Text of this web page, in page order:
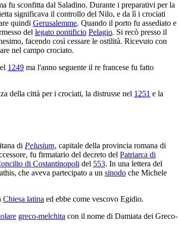
fu sconfitta dal Saladino. Durante i preparativi per la
significava il controllo del Nilo, e da lì i crociati
quindi Gerusalemme. Quando il porto fu assediato e
del legato pontificio Pelagio. Si recò presso il
facendo così cessare le ostilità. Ricevuto con
nel campo crociato.
1249 ma l'anno seguente il re francese fu fatto
della città per i crociati, la distrusse nel 1251 e la
di Pelusium, capitale della provincia romana di
fu firmatario del decreto del Patriarca di
di Costantinopoli del 553. In una lettera del
che aveva partecipato a un sinodo che Michele
Chiesa latina ed ebbe come vescovo Egidio.
greco-melchita con il nome di Damiata dei Greco-